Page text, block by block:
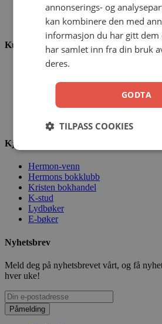
Vårt ansvar
Nettbibel
Kundeservice
Ofte stilte spørsmål
Min konto
Kjøpsbetingelser
Sikkerhet og personvern
Kjekt å vite
Hermon-venn
Hermons bokklubb
Kristen bokhandel
K-stud
Lydbøker
E-bøker
Nyhetsbrev
Meld deg på nyhetsbrevet vårt, og få
hver uke!
Påmelding
annonserings- og
kan kombinere den med
informasjon du har gitt dem
har samlet inn fra din bruk
deres.
GODTA
TILPASS COOKIES